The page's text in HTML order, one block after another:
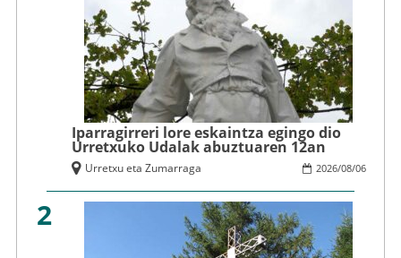
Iparragirreri lore eskaintza egingo dio
Urretxuko Udalak abuztuaren 12an
2026/08/06
Urretxu eta Zumarraga
2